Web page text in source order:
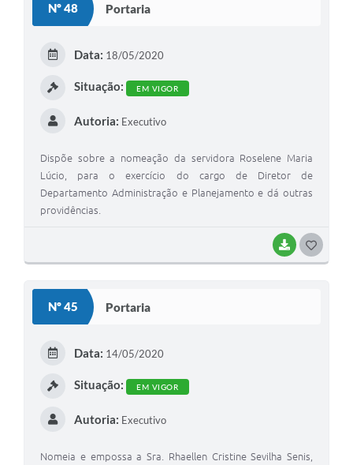
Nº 48 Portaria
BAIXAR
Data: 18/05/2020
Situação: EM VIGOR
Autoria: Executivo
Dispõe sobre a nomeação da servidora Roselene Maria
Lúcio, para o exercício do cargo de Diretor de
Departamento Administração e Planejamento e dá outras
providências.
Nº 45 Portaria
Data: 14/05/2020
Situação: EM VIGOR
Autoria: Executivo
Nomeia e empossa a Sra. Rhaellen Cristine Sevilha Senis,